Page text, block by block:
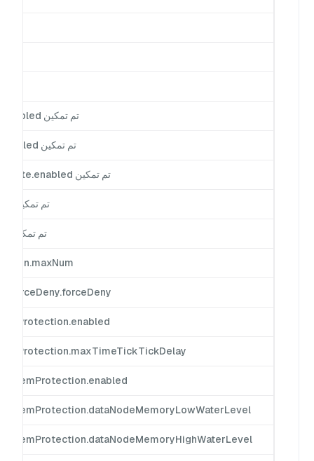
تم تمكين quotaAndLimits.indexRate.enabled
تم تمكين quotaAndLimits.flushRate.enabled
تم تمكين quotaAndLimits.compactionRate.enabled
تم تمكين quotaAndLimits.dml.enabled
تم تمكين quotaAndLimits.dql.enabled